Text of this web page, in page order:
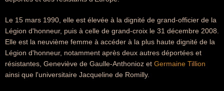
Le 15 mars 1990, elle est élevée à la dignité de grand-officier de la
Légion d'honneur, puis à celle de grand-croix le 31 décembre 2008.
Elle est la neuvième femme à accéder à la plus haute dignité de la
Légion d'honneur, notamment après deux autres déportées et
résistantes, Geneviève de Gaulle-Anthonioz et Germaine Tillion
ainsi que l'universitaire Jacqueline de Romilly.